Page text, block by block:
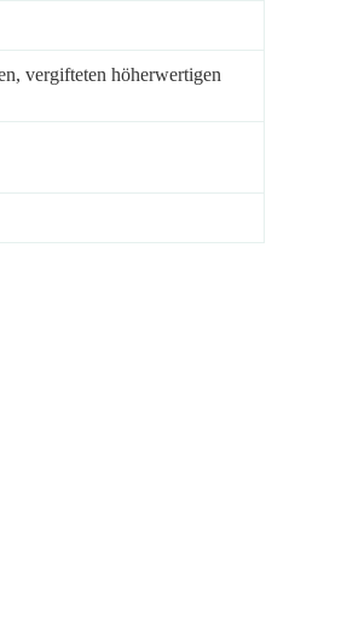
vergifteten höherwertigen